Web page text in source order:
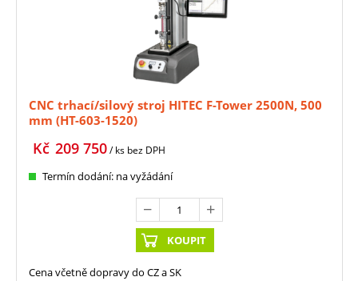
CNC trhací/silový stroj HITEC F-Tower 2500N, 500
mm (HT-603-1520)
209 750
Kč / ks bez DPH
Termín dodání: na vyžádání
KOUPIT
Cena včetně dopravy do CZ a SK